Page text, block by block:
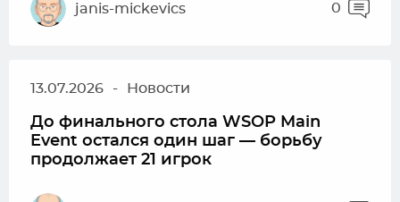
janis-mickevics 0
13.07.2026 - Новости
До финального стола WSOP Main
Event остался один шаг — борьбу
продолжает 21 игрок